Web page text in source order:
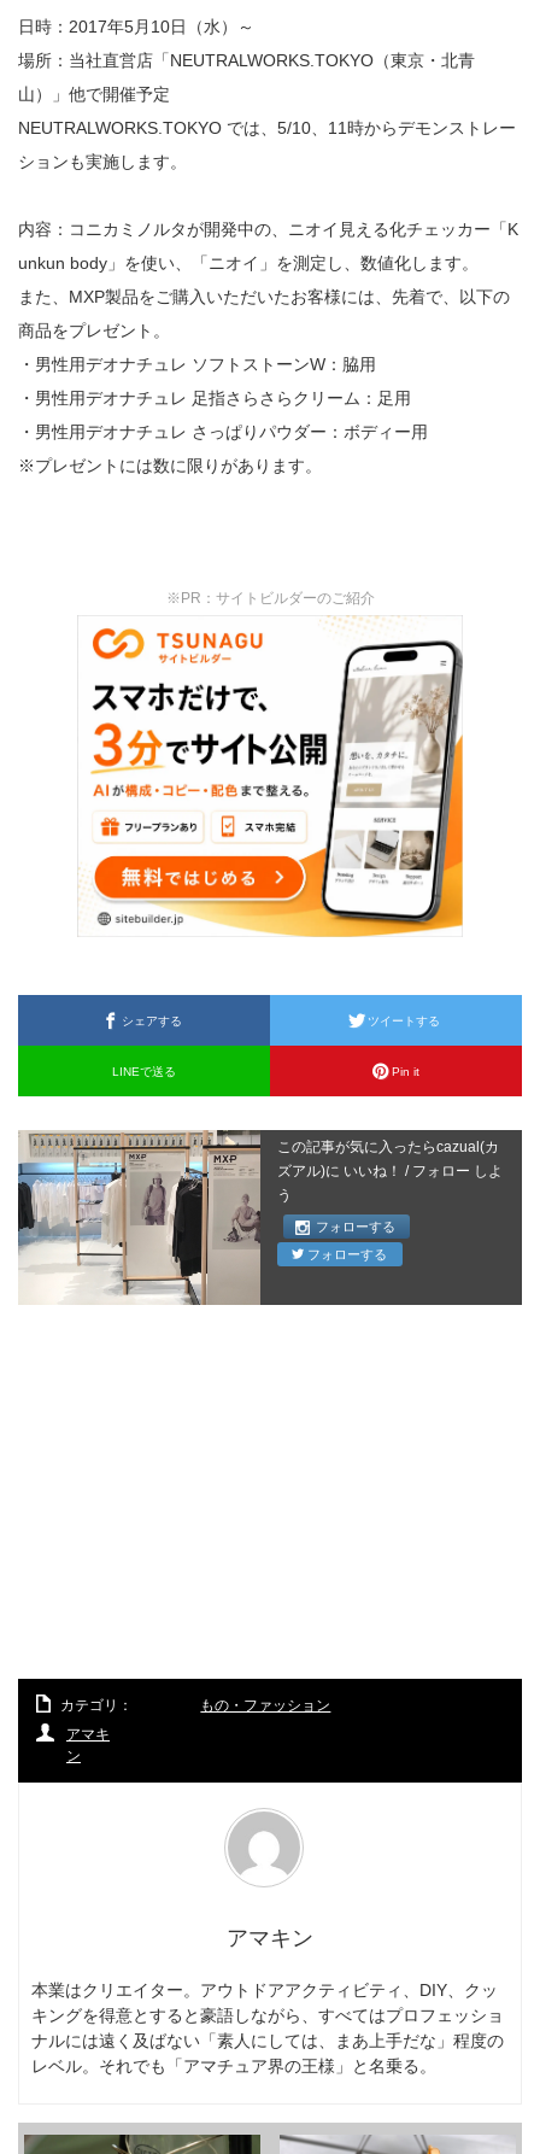
日時：2017年5月10日（水）～
場所：当社直営店「NEUTRALWORKS.TOKYO（東京・北青
山）」他で開催予定
NEUTRALWORKS.TOKYO では、5/10、11時からデモンストレー
ションも実施します。
内容：コニカミノルタが開発中の、ニオイ見える化チェッカー「K
unkun body」を使い、「ニオイ」を測定し、数値化します。
また、MXP製品をご購入いただいたお客様には、先着で、以下の
商品をプレゼント。
・男性用デオナチュレ ソフトストーンW：脇用
・男性用デオナチュレ 足指さらさらクリーム：足用
・男性用デオナチュレ さっぱりパウダー：ボディー用
※プレゼントには数に限りがあります。
※PR：サイトビルダーのご紹介
シェアする ツイートする
LINEで送る Pin it
この記事が気に入ったらcazual(カ
ズアル)に いいね！ / フォロー しよ
う
フォローする
フォローする
カテゴリ：
もの・ファッション
アマキ
ン
アマキン
本業はクリエイター。アウトドアアクティビティ、DIY、クッ
キングを得意とすると豪語しながら、すべてはプロフェッショ
ナルには遠く及ばない「素人にしては、まあ上手だな」程度の
レベル。それでも「アマチュア界の王様」と名乗る。